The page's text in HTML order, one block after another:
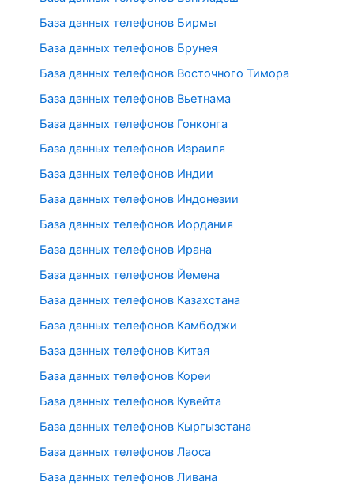
База данных телефонов Бирмы
База данных телефонов Брунея
База данных телефонов Восточного Тимора
База данных телефонов Вьетнама
База данных телефонов Гонконга
База данных телефонов Израиля
База данных телефонов Индии
База данных телефонов Индонезии
База данных телефонов Иордания
База данных телефонов Ирана
База данных телефонов Йемена
База данных телефонов Казахстана
База данных телефонов Камбоджи
База данных телефонов Китая
База данных телефонов Кореи
База данных телефонов Кувейта
База данных телефонов Кыргызстана
База данных телефонов Лаоса
База данных телефонов Ливана